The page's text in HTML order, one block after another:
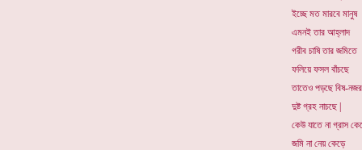
ইচ্ছে মত মারবে মানুষ
এমনই তার আহ্লাদ
গরীব চাষি তার জমিতে
ফলিয়ে ফসল বাঁচছে
তাতেও পড়ছে বিষ-নজর
দুষ্ট গ্রহ নাচছে |
কেউ যাতে না গ্রাস
জমি না নেয় কেড়ে